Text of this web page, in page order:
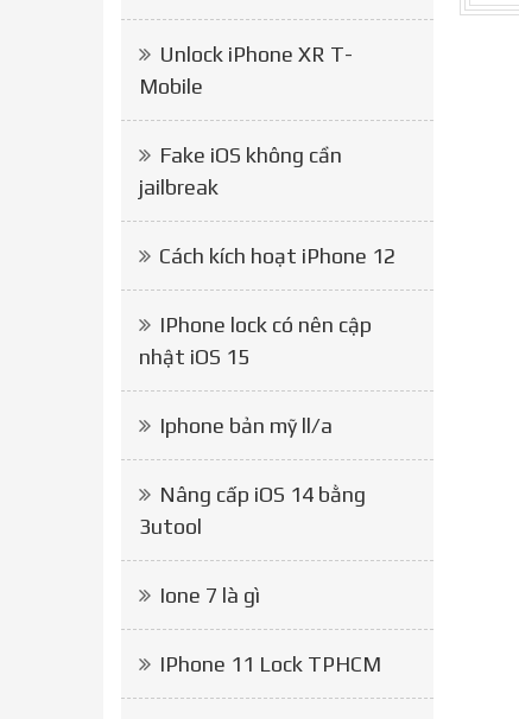
Unlock iPhone XR T-
Mobile
Fake iOS không cần
jailbreak
Cách kích hoạt iPhone 12
IPhone lock có nên cập
nhật iOS 15
Iphone bản mỹ ll/a
Nâng cấp iOS 14 bằng
3utool
Ione 7 là gì
IPhone 11 Lock TPHCM